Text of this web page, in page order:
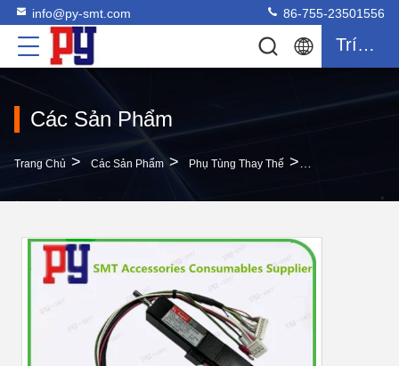
info@py-smt.com 86-755-23501556
Trích Dẫn
Các Sản Phẩm
Trang Chủ > Các Sản Phẩm > Phụ Tùng Thay Thế >